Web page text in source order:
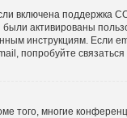
поддержка
активированы
инструкциям. Если
попробуйте
того, многие